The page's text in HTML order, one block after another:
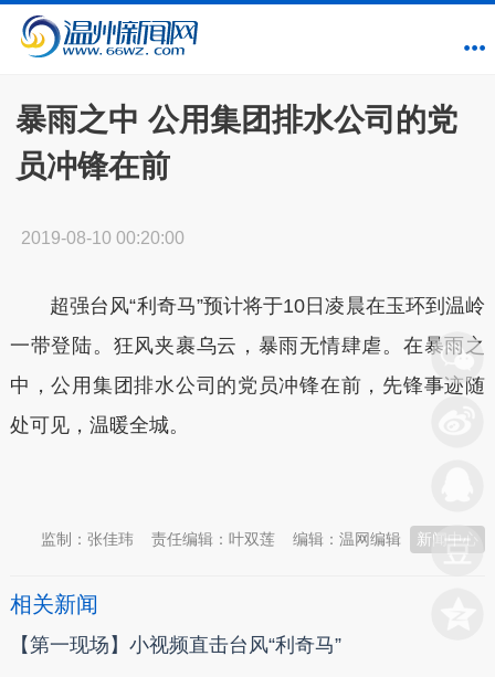
暴雨之中 公用集团排水公司的党
员冲锋在前
2019-08-10 00:20:00
超强台风“利奇马”预计将于10日凌晨在玉环到温岭
一带登陆。狂风夹裹乌云，暴雨无情肆虐。在暴雨之
中，公用集团排水公司的党员冲锋在前，先锋事迹随
处可见，温暖全城。
新闻中心
编辑：温网编辑
责任编辑：叶双莲
监制：张佳玮
相关新闻
【第一现场】小视频直击台风“利奇马”